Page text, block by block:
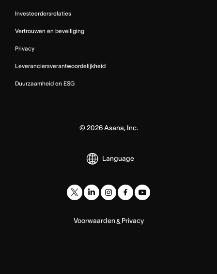
Investeerdersrelaties
Vertrouwen en beveiliging
Privacy
Leveranciersverantwoordelijkheid
Duurzaamheid en ESG
©2026Asana, Inc.
Language
Voorwaarden& Privacy